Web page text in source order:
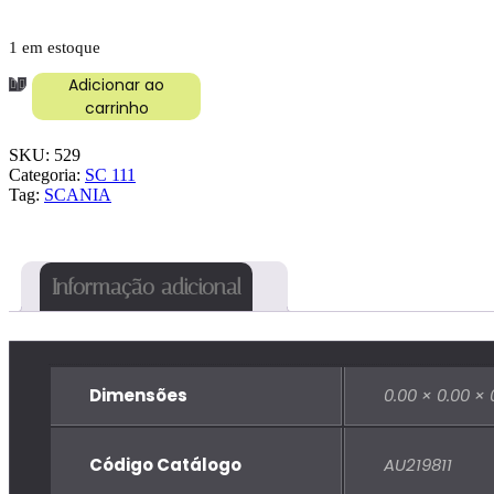
1 em estoque
BORRACHA
PARABRISA
67/81
quantidade
Adicionar ao
carrinho
SKU: 529
Categoria: SC 111
Tag: SCANIA
Informação adicional
Dimensões 0.00 × 0.00 ×
Código Catálogo AU219811